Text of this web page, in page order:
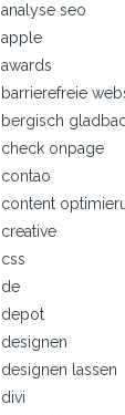
analyse seo
apple
awards
barrierefreie
bergisch
check onpage
contao
content
creative
css
de
depot
designen
designen lassen
divi